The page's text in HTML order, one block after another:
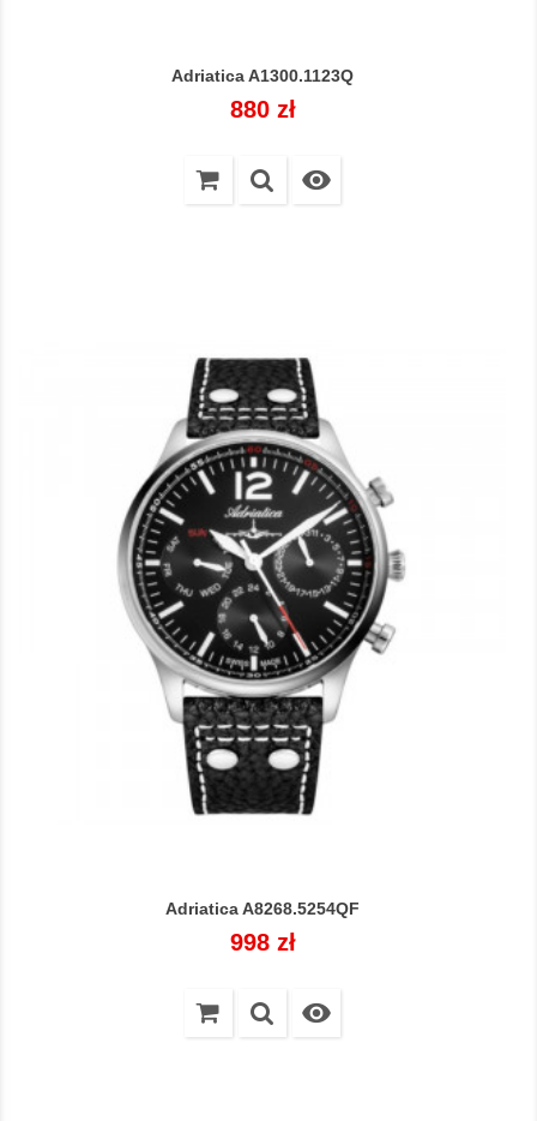
Adriatica A1300.1123Q
Cena
880 zł

Adriatica A8268.5254QF
Cena
998 zł
